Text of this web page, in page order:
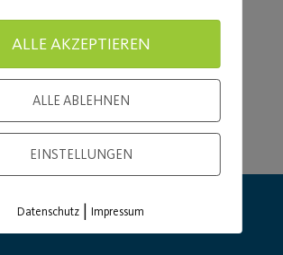
ALLE AKZEPTIEREN
ALLE ABLEHNEN
EINSTELLUNGEN
Datenschutz |Impressum